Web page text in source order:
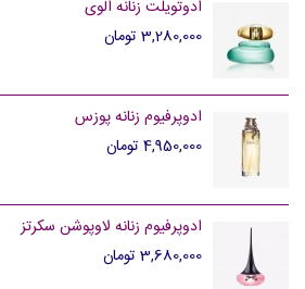
ادوتویلت زنانه الوی
3,280,000 تومان
ادوپرفیوم زنانه پوزس
4,950,000 تومان
ادوپرفیوم زنانه لاوپوشن سکرتز
3,680,000 تومان